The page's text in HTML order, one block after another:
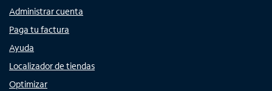
Administrar cuenta
Paga tu factura
Ayuda
Localizador de tiendas
Optimizar